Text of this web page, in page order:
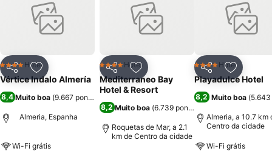
PartilharAdicionar aos favoritos
4 EstrelasHotel
Vértice Indalo Almería
8,4 Muito boa (9.667 pontuações
Almeria, Espanha
Wi-Fi grátis
PartilharAdicionar aos favoritos
4 EstrelasHotel
Mediterraneo Bay
Hotel & Resort
8,2 Muito boa (6.739 pontuações
Roquetas de Mar, a 2.1
km de Centro da cidade
Partilhar
4 EstrelasHotel
Playadulce Hotel
8,2 Muito boa (5.643
Almeria, a 10.7 km
Centro da cidade
Wi-Fi grátis